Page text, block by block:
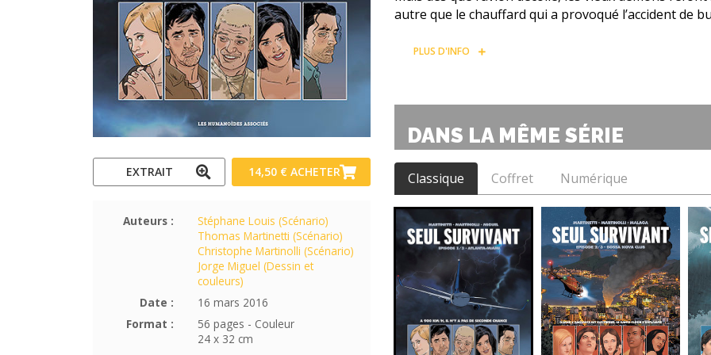
EXTRAIT 14,50 € ACHETER
Auteurs :
Stéphane Louis (Scénario)
Thomas Martinetti (Scénario)
Christophe Martinolli (Scénario)
Jorge Miguel (Dessin et
couleurs)
Date :
16 mars 2016
Format :
56 pages - Couleur
24 x 32 cm
autre que le chauffard qui a provoqué l’accident de
PLUS D'INFO
DANS LA MÊME SÉRIE
Classique Coffret Numérique